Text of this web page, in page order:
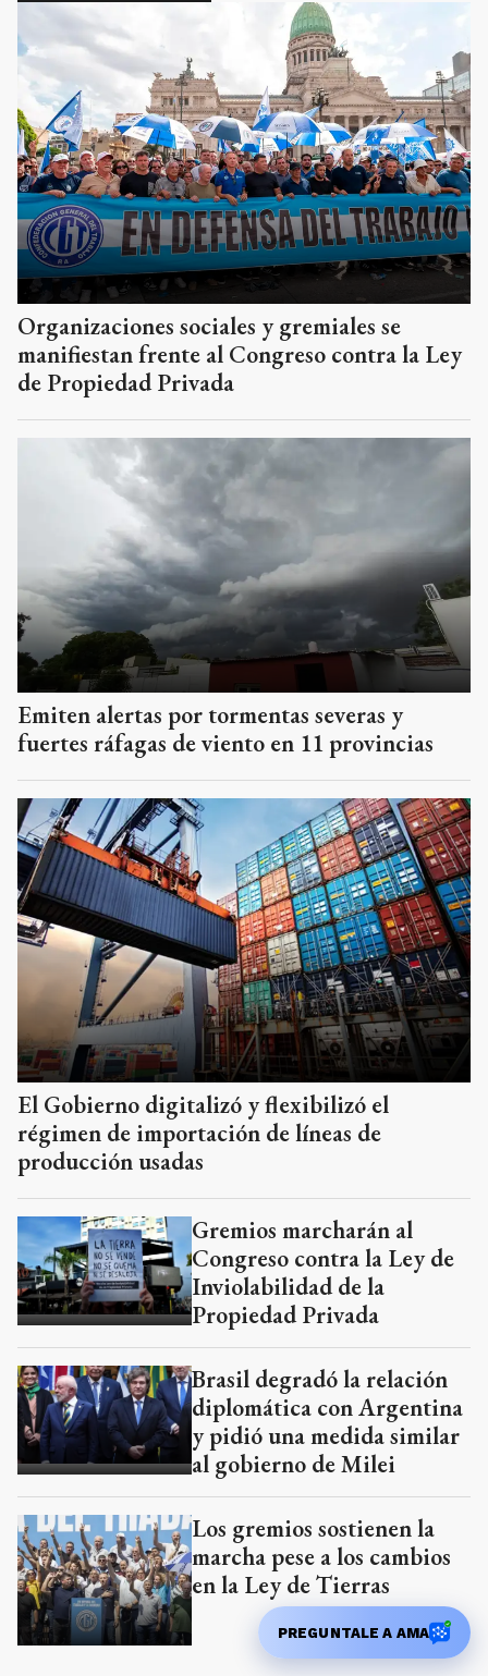
RELACIONADAS
Organizaciones sociales y gremiales se
manifiestan frente al Congreso contra la Ley
de Propiedad Privada
Emiten alertas por tormentas severas y
fuertes ráfagas de viento en 11 provincias
El Gobierno digitalizó y flexibilizó el
régimen de importación de líneas de
producción usadas
Gremios marcharán al
Congreso contra la Ley de
Inviolabilidad de la
Propiedad Privada
Brasil degradó la relación
diplomática con Argentina
y pidió una medida similar
al gobierno de Milei
Los gremios sostienen la
marcha pese a los cambios
en la Ley de Tierras
PREGUNTALE A AMA